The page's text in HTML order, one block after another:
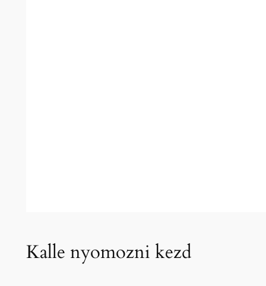
Kalle nyomozni kezd